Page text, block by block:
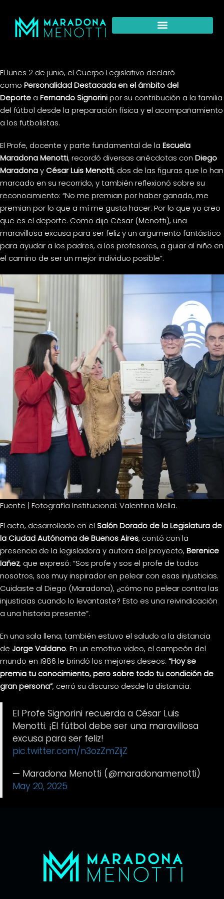
El lunes 2 de junio, el Cuerpo Legislativo declaró
como Personalidad Destacada en el ámbito del
Deporte a Fernando Signorinipor su contribución a la familia
del fútbol desde la preparación física y el acompañamiento
a los futbolistas.
El Profe, docente y parte fundamental de la Escuela
Maradona Menotti, recordó diversas anécdotas con Diego
Maradonay César Luis Menotti, dos de las figuras que lo han
marcado en su recorrido, y también reflexionó sobre su
reconocimiento: “No me premian por haber ganado, me
premian por lo que a mí me gusta hacer. Por lo que yo creo
que es el deporte. Como dijo César (Menotti), una
maravillosa excusa para ser feliz y un argumento fantástico
para ayudar a los padres, a los profesores, a guiar al niño en
el camino de ser un mejor individuo posible”.
Fuente | Fotografía Institucional: Valentina Mella.
El acto, desarrollado en el Salón Dorado de la Legislatura de
la Ciudad Autónoma de Buenos Aires, contó con la
presencia de la legisladora y autora del proyecto, Berenice
Iañez, que expresó: “Sos profe y sos el profe de todos
nosotros, sos muy inspirador en pelear con esas injusticias.
Cuidaste al Diego (Maradona), ¿cómo no pelear contra las
injusticias cuando lo levantaste? Esto es una reivindicación
a una historia presente”.
En una sala llena, también estuvo el saludo a la distancia
de Jorge Valdano. En un emotivo video, el campeón del
mundo en 1986 le brindó los mejores deseos: “Hoy se
premia tu conocimiento, pero sobre todo tu condición de
gran persona”, cerró su discurso desde la distancia.
El Profe Signorini recuerda a César Luis
Menotti. ¡El fútbol debe ser una maravillosa
excusa para ser feliz!
pic.twitter.com/n3ozZmZijZ
— Maradona Menotti (@maradonamenotti)
May 20, 2025